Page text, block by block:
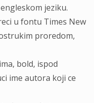
jeziku.
u fontu Times New
proredom,
bold, ispod
ime autora koji ce